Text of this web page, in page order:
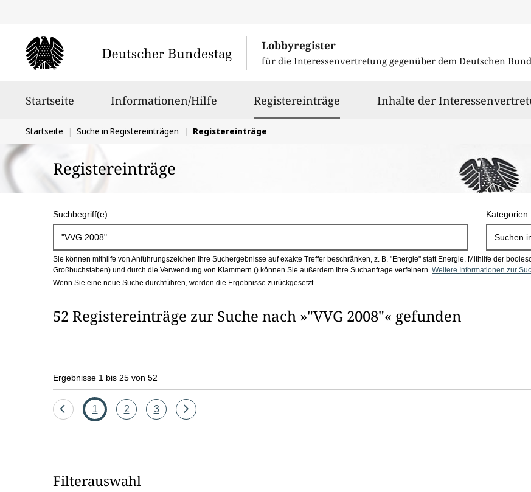
Lobbyregister
für die Interessenvertretung gegenüber dem Deutschen
Startseite Informationen/Hilfe Registereinträge ausgewähltInhalte der
Sie
befinden
sich
hier:
Startseite Suche in Registereinträgen Registereinträge
Registereinträge
u
c
h
b
o
Suchbegriff(e) Kategorien
Suchen
Sie können mithilfe von Anführungszeichen Ihre Suchergebnisse auf exakte Treffer beschränken, z. B. "Energie" statt Energie. Mithilfe der
Großbuchstaben) und durch die Verwendung von Klammern () können Sie außerdem Ihre Suchanfrage verfeinern. Weitere Informationen zur
Wenn Sie eine neue Suche durchführen, werden die Ergebnisse zurückgesetzt.
52 Registereinträge zur Suche nach »"VVG 2008"« gefunden
Ergebnisse 1 bis 25 von 52
Eine
Seite
1 Seite
2 Seite
3
Eine
Filterauswahl